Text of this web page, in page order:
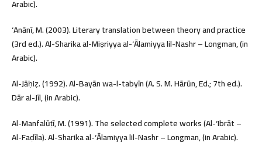
Arabic).
‘Anānī, M. (2003). Literary translation between theory and practice
(3rd ed.). Al-Sharika al-Miṣriyya al-‘Ālamiyya lil-Nashr – Longman, (in
Arabic).
Al-Jāḥiẓ. (1992). Al-Bayān wa-l-tabyīn (A. S. M. Hārūn, Ed.; 7th ed.).
Dār al-Jīl, (in Arabic).
Al-Manfalūṭī, M. (1991). The selected complete works (Al-‘Ibrāt –
Al-Faḍīla). Al-Sharika al-‘Ālamiyya lil-Nashr – Longman, (in Arabic).